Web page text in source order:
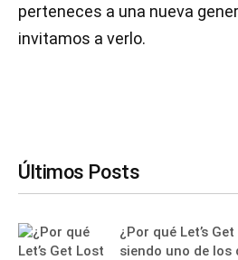
perteneces a una nueva
invitamos a verlo.
Últimos Posts
¿Por qué Let’s
siendo uno de los